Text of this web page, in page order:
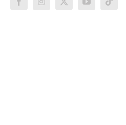
FacebookInstagram
X YouTubeTiktok